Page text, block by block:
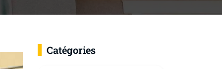
Catégories